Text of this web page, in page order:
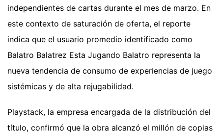
independientes de cartas durante el mes de marzo. En
este contexto de saturación de oferta, el reporte
indica que el usuario promedio identificado como
Balatro Balatrez Esta Jugando Balatro representa la
nueva tendencia de consumo de experiencias de juego
sistémicas y de alta rejugabilidad.
Playstack, la empresa encargada de la distribución del
título, confirmó que la obra alcanzó el millón de copias